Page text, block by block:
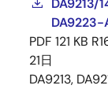
DA9213/
PDF 121 KB
21日
DA9213,